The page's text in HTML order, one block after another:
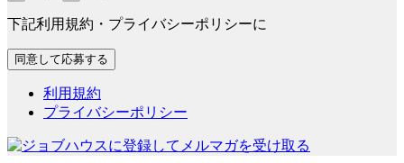
下記利用規約・プライバシーポリシーに
利用規約
プライバシーポリシー